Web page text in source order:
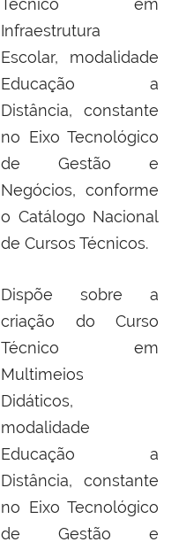
Técnico em
Infraestrutura
Escolar, modalidade
Educação a
Distância, constante
no Eixo Tecnológico
de Gestão e
Negócios, conforme
o Catálogo Nacional
de Cursos Técnicos.
Dispõe sobre a
criação do Curso
Técnico em
Multimeios
Didáticos,
modalidade
Educação a
Distância, constante
no Eixo Tecnológico
de Gestão e